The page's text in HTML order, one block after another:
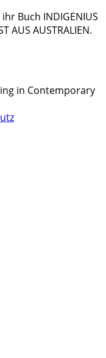
Buch INDIGENIUS
AUS AUSTRALIEN.
in Contemporary